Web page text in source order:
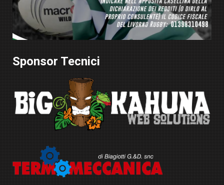
Sponsor Tecnici